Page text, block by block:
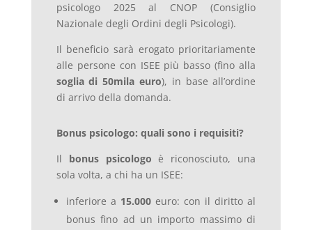
psicologo 2025 al CNOP (Consiglio
Nazionale degli Ordini degli Psicologi).
Il beneficio sarà erogato prioritariamente
alle persone con ISEE più basso (fino alla
soglia di 50mila euro), in base all’ordine
di arrivo della domanda.
Bonus psicologo: quali sono i requisiti?
Il bonus psicologo è riconosciuto, una
sola volta, a chi ha un ISEE:
inferiore a 15.000 euro: con il diritto al
bonus fino ad un importo massimo di